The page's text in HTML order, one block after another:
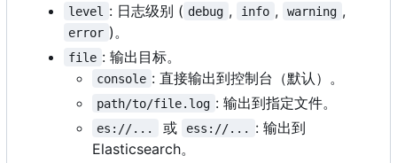
level : 日志级别 ( debug , info , warning ,
error )。
file : 输出目标。
console : 直接输出到控制台（默认）。
path/to/file.log : 输出到指定文件。
es://... 或 ess://...
: 输出到
Elasticsearch。